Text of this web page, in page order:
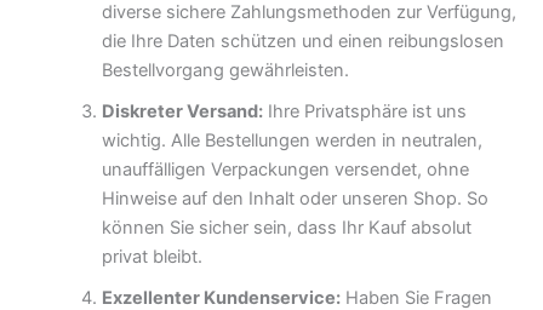
diverse sichere Zahlungsmethoden zur Verfügung,
die Ihre Daten schützen und einen reibungslosen
Bestellvorgang gewährleisten.
Diskreter Versand:Ihre Privatsphäre ist uns
wichtig. Alle Bestellungen werden in neutralen,
unauffälligen Verpackungen versendet, ohne
Hinweise auf den Inhalt oder unseren Shop. So
können Sie sicher sein, dass Ihr Kauf absolut
privat bleibt.
Exzellenter Kundenservice:Haben Sie Fragen